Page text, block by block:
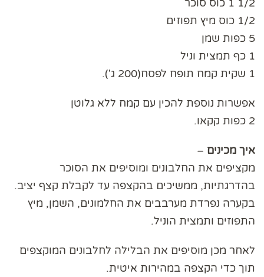
1/2 1 כוס סוכר
1/2 כוס מיץ תפוזים
5 כפות שמן
1 כף תמצית וניל
1 שקית קמח תופח לפסח(200 ג').
אפשרות נוספת להכין עם קמח ללא גלוטן
2 כפות קקאו.
איך מכינים –
מקציפים את החלבונים ומוסיפים את הסוכר
בהדרגתיות, ממשיכים בהקצפה עד לקבלת קצף יציב.
בקערה נפרדת מערבבים את החלמונים, השמן, מיץ
התפוזים ותמצית הוניל.
לאחר מכן מוסיפים את הבלילה לחלבונים המוקצפים
תוך כדי הקצפה במהירות איטית.